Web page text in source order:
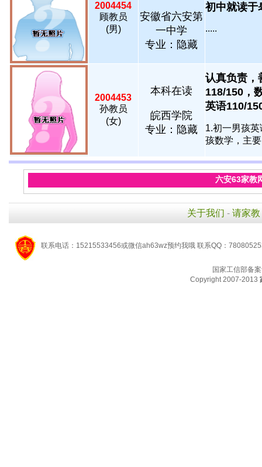
2004454
顾教员
(男)
安徽省六安第
一中学
专业：隐藏
初中就读于
.....
2004453
孙教员
(女)
本科在读
皖西学院
专业：隐藏
认真负责，
118/150，
英语110/
1.初一男孩
孩数学，主
六安63家教
关于我们 - 请家教
联系电话：15215533456或微信ah63wz预约我哦 联系QQ：
国家工信部备
Copyright 2007-2013